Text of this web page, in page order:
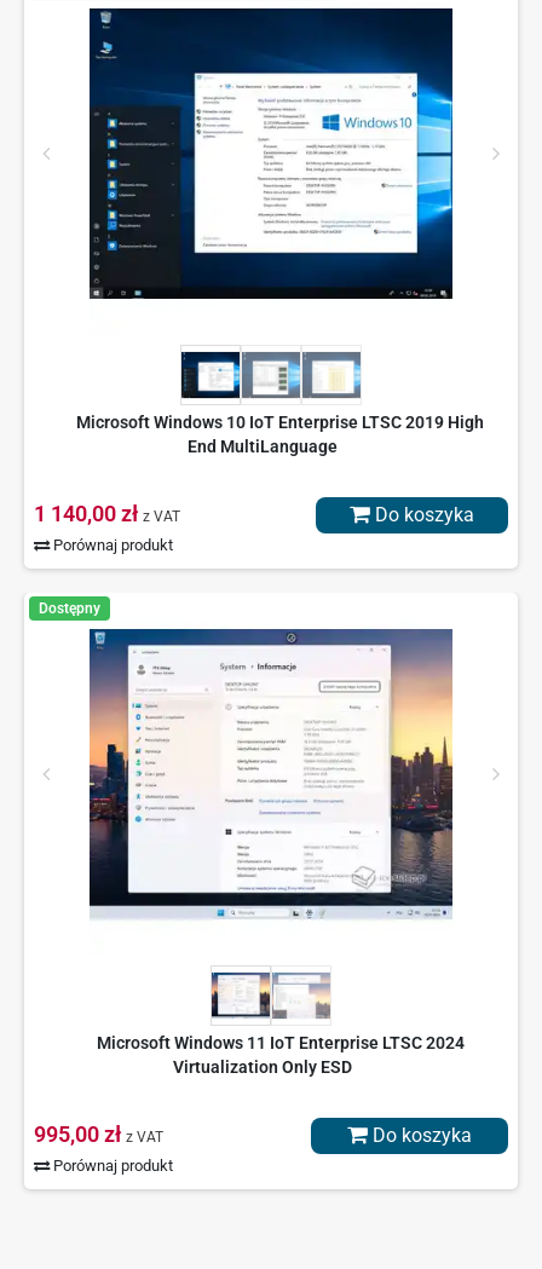
Microsoft Windows 10 IoT Enterprise LTSC 2019 High
End MultiLanguage
1 140,00 zł z VAT
Porównaj produkt
Do koszyka
Dostępny
Microsoft Windows 11 IoT Enterprise LTSC 2024
Virtualization Only ESD
995,00 zł z VAT
Porównaj produkt
Do koszyka